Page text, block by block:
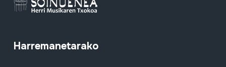
Harremanetarako